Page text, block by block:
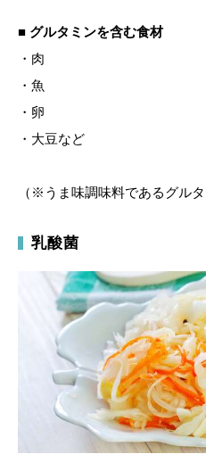
■ グルタミンを含む食材
・肉
・魚
・卵
・大豆など
（※うま味調味料であるグル
乳酸菌